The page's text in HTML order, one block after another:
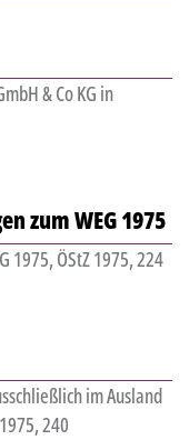
& Co KG in
zum WEG 1975
1975, ÖStZ 1975, 224
im Ausland
240